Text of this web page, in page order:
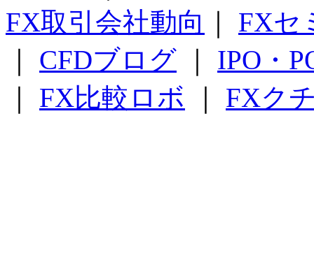
FX取引会社動向
FXセ
CFDブログ
IPO・
FX比較ロボ FXク